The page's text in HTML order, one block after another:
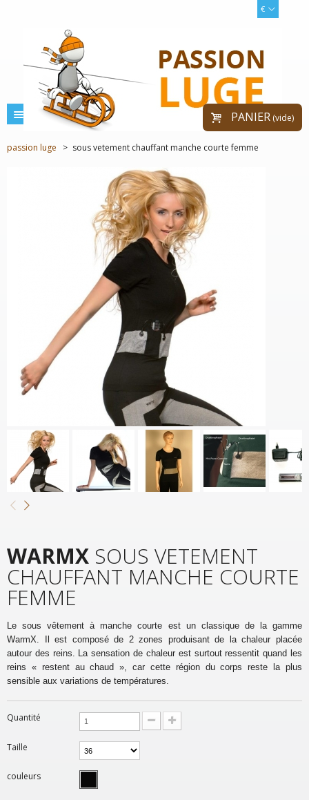
€
PANIER (vide)
menu
passion luge > sous vetement chauffant manche courte femme
WARMX SOUS VETEMENT
CHAUFFANT MANCHE COURTE
FEMME
Le sous vêtement à manche courte est un classique de la gamme
WarmX. Il est composé de 2 zones produisant de la chaleur placée
autour des reins. La sensation de chaleur est surtout ressentit quand les
reins « restent au chaud », car cette région du corps reste la plus
sensible aux variations de températures.
Quantité
Taille
couleurs